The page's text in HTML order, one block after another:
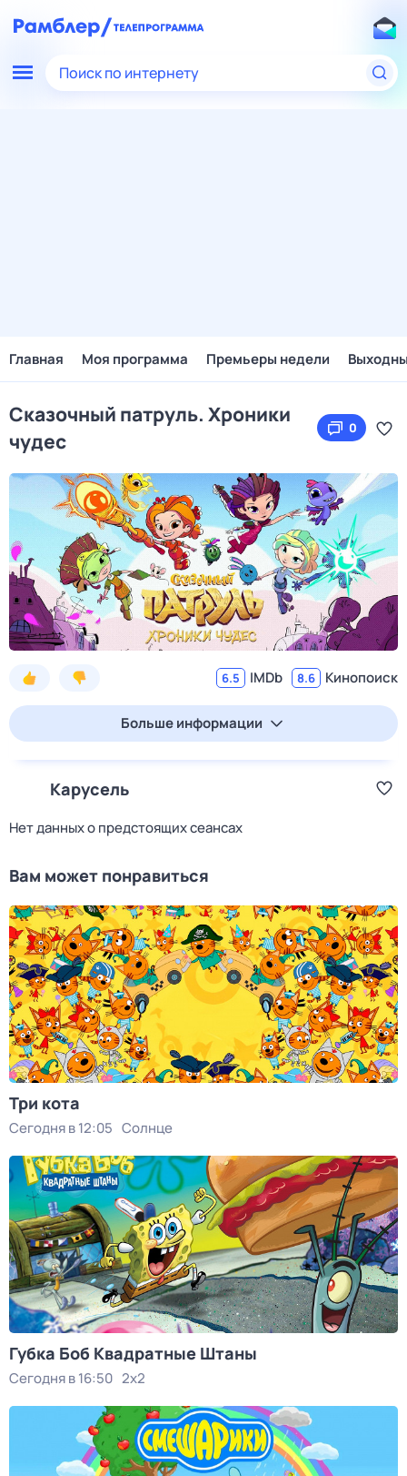
Поиск по интернету
Главная Моя программа Премьеры недели
Сказочный патруль. Хроники
чудес
0
6.5 IMDb 8.6 Кинопоиск
Больше информации
Карусель
Нет данных о предстоящих сеансах
Вам может понравиться
Три кота
Сегодня в 12:05 Солнце
Губка Боб Квадратные Штаны
Сегодня в 16:50 2x2